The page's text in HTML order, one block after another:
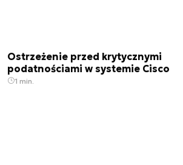
Ostrzeżenie przed krytycznymi
podatnościami w systemie Cisco
1 min.